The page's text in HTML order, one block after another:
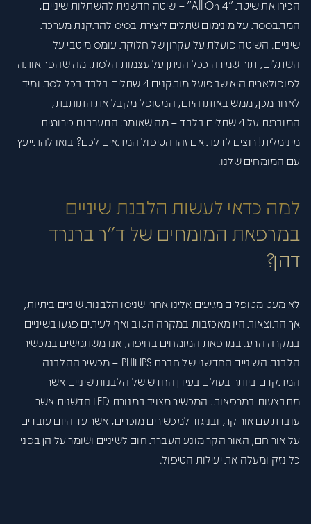
הכירו את שיטת "All On 4" – שיטה חדשנית להשתלות שיניים,
המתבססת על מינימום שתלים ליצירת בסיס להתקנת מערכת
שיניים. השיטה פועלת על עקרון של חלוקת עומס מיטבי על
השתלים, תוך שמירה ככל הניתן על עצמות הלסת. מה שהפך אותה
לפופולארית היא שבפועל מותקנים 4 שתלים בלבד בכל לסת ומיד
לאחר מכן, ממש באותו היום, המטופל מקבל את התותבת,
המוברגת על 4 שתלים בלבד – מה שאומר: התערבות כירורגית
מינימלית! רוצים לדעת אם זהו הטיפול המתאים לכם? בואו להתייעץ
עם המומחים שלנו.
למה כדאי לעשות הלבנת שיניים
במרפאת המומחים של ד"ר ברנרד
דהן?
לא מעט מטופלים מגיעים אלינו אחרי שניסו הלבנות שיניים ביתיות,
אך התוצאות היו מאכזבות במקרה הטוב ואף לעיתים פגעו בשיניים
במקרה הרע. במרפאת המומחים בחיפה, אנו משתמשים במכשיר
הלבנת השיניים החדשני של חברת PHILIPS – מכשיר ההלבנה
המתקדם ביותר בעולם בעידן החדש של הלבנות שיניים אשר
מתבצעות במרפאות. המכשיר מצויד במנורת LED חדשנית אשר
עובדת עם אור קר, ובניגוד למכשירים מוכרים, אשר עד היום עובדים
על אור חם, האור הקר מונע העברת חום לשיניים ושומר עליהן בפני
כל נזק ומעלה את יעילות הטיפול.